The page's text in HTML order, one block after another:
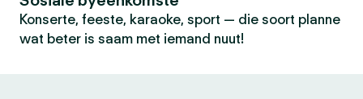
Konserte, feeste, karaoke, sport — die soort planne
wat beter is saam met iemand nuut!